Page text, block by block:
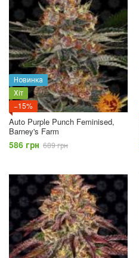
Новинка
Хіт
−15%
Auto Purple Punch Feminised,
Barney's Farm
586 грн 689 грн